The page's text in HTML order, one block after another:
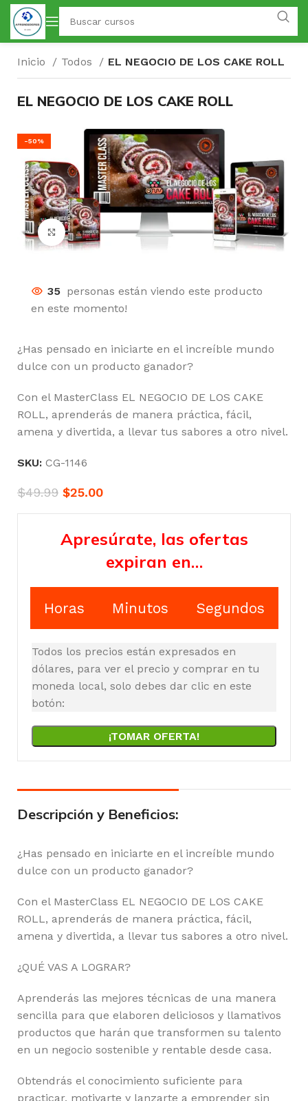
Inicio Todos EL NEGOCIO DE LOS CAKE ROLL
EL NEGOCIO DE LOS CAKE ROLL
-50%
Click para agrandar
35 personas están viendo este producto
en este momento!
¿Has pensado en iniciarte en el increíble mundo
dulce con un producto ganador?
Con el MasterClass EL NEGOCIO DE LOS CAKE
ROLL, aprenderás de manera práctica, fácil,
amena y divertida, a llevar tus sabores a otro nivel.
SKU: CG-1146
$49.99 $25.00
Apresúrate, las ofertas
expiran en…
Horas Minutos Segundos
Todos los precios están expresados en
dólares, para ver el precio y comprar en tu
moneda local, solo debes dar clic en este
botón:
¡TOMAR OFERTA!
Descripción y Beneficios:
¿Has pensado en iniciarte en el increíble mundo
dulce con un producto ganador?
Con el MasterClass EL NEGOCIO DE LOS CAKE
ROLL, aprenderás de manera práctica, fácil,
amena y divertida, a llevar tus sabores a otro nivel.
¿QUÉ VAS A LOGRAR?
Aprenderás las mejores técnicas de una manera
sencilla para que elaboren deliciosos y llamativos
productos que harán que transformen su talento
en un negocio sostenible y rentable desde casa.
Obtendrás el conocimiento suficiente para
practicar, motivarte y lanzarte a emprender sin